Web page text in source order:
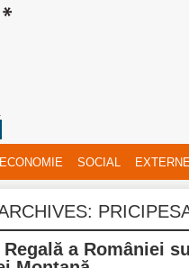
ECONOMIE SOCIAL
Regală a României